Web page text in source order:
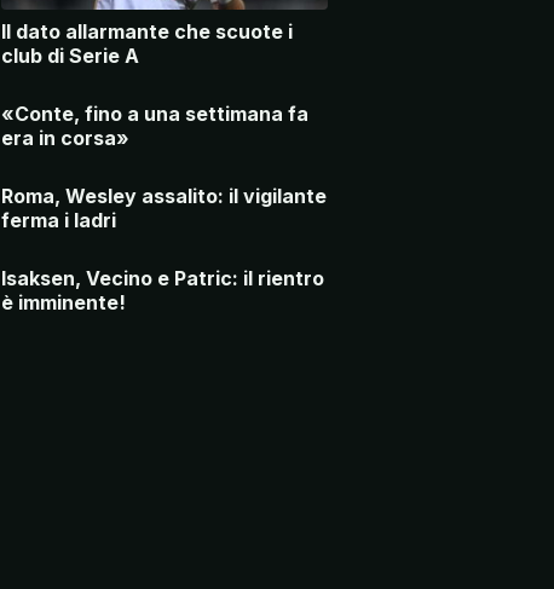
Il dato allarmante che scuote i
club di Serie A
«Conte, fino a una settimana fa
era in corsa»
Roma, Wesley assalito: il vigilante
ferma i ladri
Isaksen, Vecino e Patric: il rientro
è imminente!